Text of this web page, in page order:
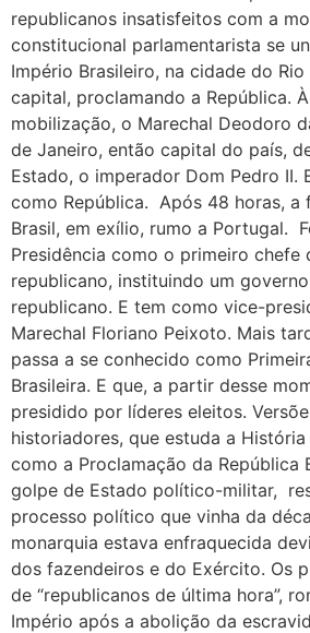
republicanos insatisfeitos com a
constitucional parlamentarista se
Império Brasileiro, na cidade do
capital, proclamando a República.
mobilização, o Marechal Deodoro
de Janeiro, então capital do país,
Estado, o imperador Dom Pedro II.
como República. Após 48 horas, a
Brasil, em exílio, rumo a Portugal.
Presidência como o primeiro chefe
republicano, instituindo um
republicano. E tem como vice-
Marechal Floriano Peixoto. Mais
passa a se conhecido como
Brasileira. E que, a partir desse
presidido por líderes eleitos.
historiadores, que estuda a
como a Proclamação da República
golpe de Estado político-militar,
processo político que vinha da
monarquia estava enfraquecida
dos fazendeiros e do Exército. Os
de “republicanos de última hora”,
Império após a abolição da